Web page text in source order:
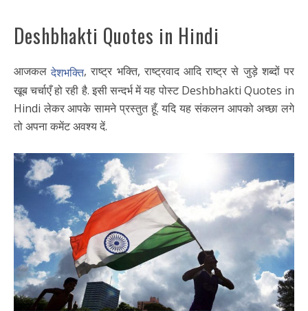
Deshbhakti Quotes in Hindi
आजकलदेशभक्ति, राष्ट्र भक्ति, राष्ट्रवाद आदि राष्ट्र से जुड़े शब्दों पर
खूब चर्चाएँ हो रही है. इसी सन्दर्भ में यह पोस्ट Deshbhakti Quotes in
Hindi लेकर आपके सामने प्रस्तुत हूँ. यदि यह संकलन आपको अच्छा लगे
तो अपना कमेंट अवश्य दें.